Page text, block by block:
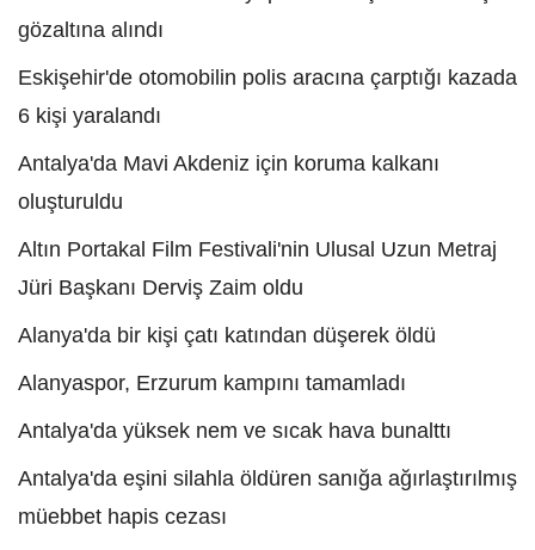
gözaltına alındı
Eskişehir'de otomobilin polis aracına çarptığı kazada
6 kişi yaralandı
Antalya'da Mavi Akdeniz için koruma kalkanı
oluşturuldu
Altın Portakal Film Festivali'nin Ulusal Uzun Metraj
Jüri Başkanı Derviş Zaim oldu
Alanya'da bir kişi çatı katından düşerek öldü
Alanyaspor, Erzurum kampını tamamladı
Antalya'da yüksek nem ve sıcak hava bunalttı
Antalya'da eşini silahla öldüren sanığa ağırlaştırılmış
müebbet hapis cezası